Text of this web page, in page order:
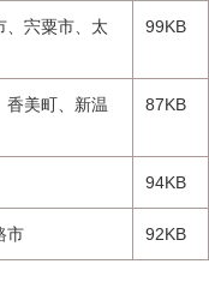
、宍粟市、太
99KB
香美町、新温
87KB
94KB
市 92KB